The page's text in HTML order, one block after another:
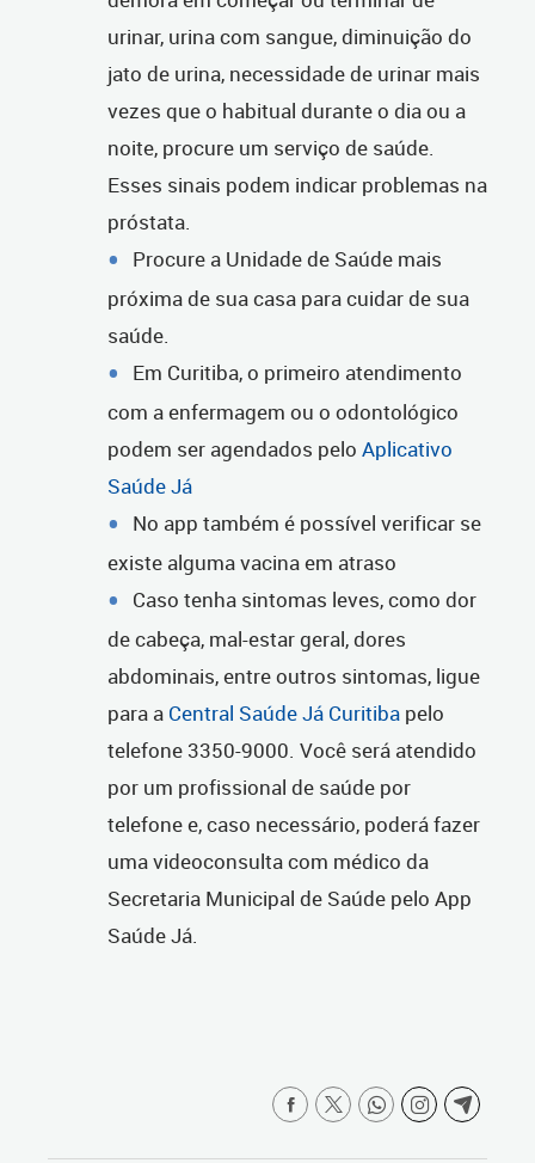
urinar, urina com sangue, diminuição do
jato de urina, necessidade de urinar mais
vezes que o habitual durante o dia ou a
noite, procure um serviço de saúde.
Esses sinais podem indicar problemas na
próstata.
Procure a Unidade de Saúde mais
próxima de sua casa para cuidar de sua
saúde.
Em Curitiba, o primeiro atendimento
com a enfermagem ou o odontológico
podem ser agendados pelo Aplicativo
Saúde Já
No app também é possível verificar se
existe alguma vacina em atraso
Caso tenha sintomas leves, como dor
de cabeça, mal-estar geral, dores
abdominais, entre outros sintomas, ligue
para a Central Saúde Já Curitiba pelo
telefone 3350-9000. Você será atendido
por um profissional de saúde por
telefone e, caso necessário, poderá fazer
uma videoconsulta com médico da
Secretaria Municipal de Saúde pelo App
Saúde Já.